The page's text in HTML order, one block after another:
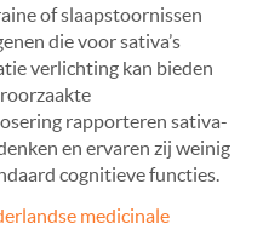
of slaapstoornissen
die voor sativa’s
verlichting kan bieden
rapporteren sativa-
en ervaren zij weinig
cognitieve functies.
medicinale